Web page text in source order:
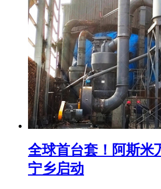
全球首台套！阿斯米
宁乡启动